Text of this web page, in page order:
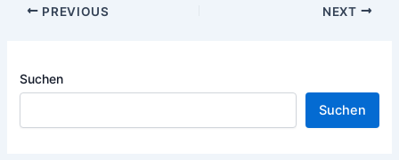
Post
PREVIOUS NEXT
Suchen
Suchen